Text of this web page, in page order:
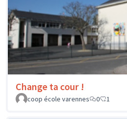
Change ta cour !
coop école varennes
0 1